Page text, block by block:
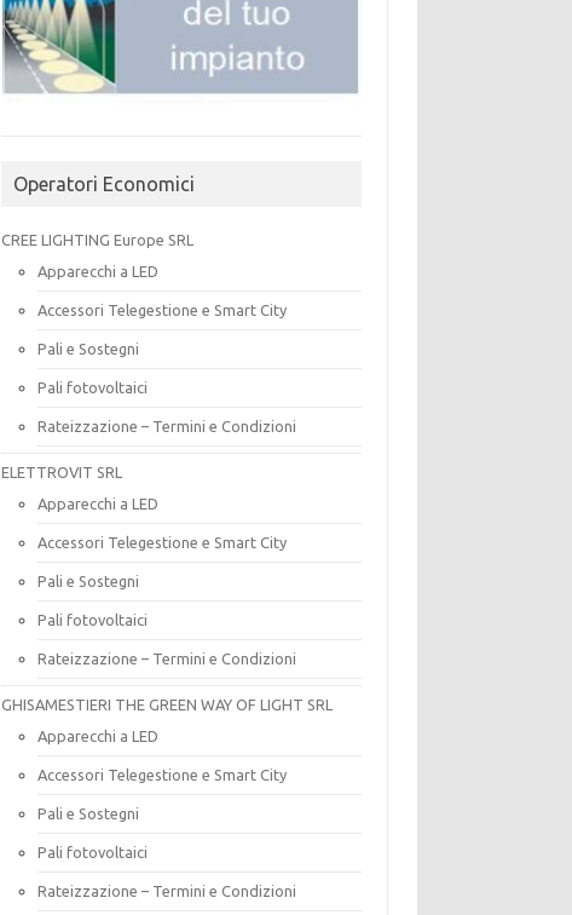
Operatori Economici
CREE LIGHTING Europe SRL
Apparecchi a LED
Accessori Telegestione e Smart City
Pali e Sostegni
Pali fotovoltaici
Rateizzazione – Termini e Condizioni
ELETTROVIT SRL
Apparecchi a LED
Accessori Telegestione e Smart City
Pali e Sostegni
Pali fotovoltaici
Rateizzazione – Termini e Condizioni
GHISAMESTIERI THE GREEN WAY OF LIGHT SRL
Apparecchi a LED
Accessori Telegestione e Smart City
Pali e Sostegni
Pali fotovoltaici
Rateizzazione – Termini e Condizioni